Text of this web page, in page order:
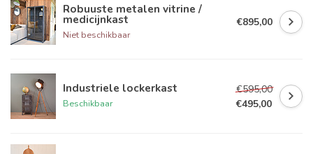
Robuuste metalen vitrine /
medicijnkast
Niet beschikbaar
€895,00
Industriele lockerkast
Beschikbaar
€595,00
€495,00